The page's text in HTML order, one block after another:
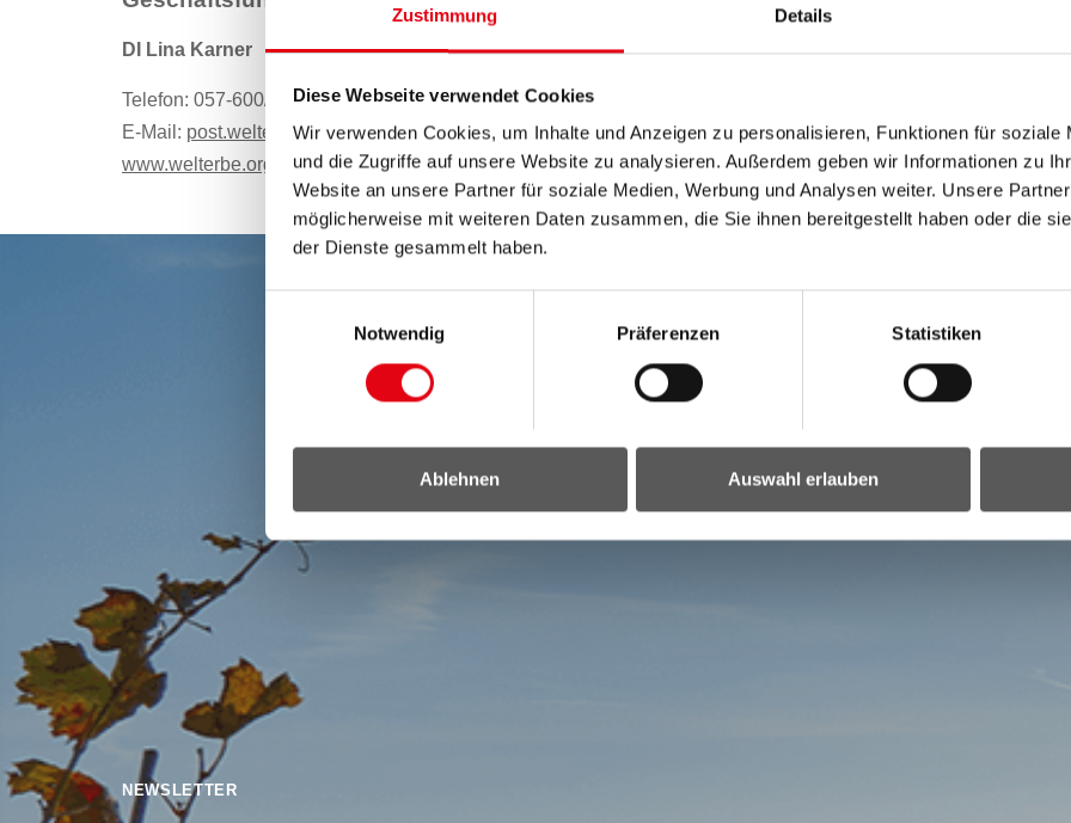
Zustimmung Details
Diese Webseite verwendet Cookies
Wir verwenden Cookies, um Inhalte und Anzeigen zu personalisieren, Funktionen für soziale
und die Zugriffe auf unsere Website zu analysieren. Außerdem geben wir Informationen zu
Website an unsere Partner für soziale Medien, Werbung und Analysen weiter. Unsere
möglicherweise mit weiteren Daten zusammen, die Sie ihnen bereitgestellt haben oder die
der Dienste gesammelt haben.
Notwendig
Präferenzen Statistiken
Ablehnen Auswahl erlauben
DI Lina Karner
Telefon: 057-600/3178
E-Mail: post.welterbe(at)bgld.gv.at
www.welterbe.org
NEWSLETTER